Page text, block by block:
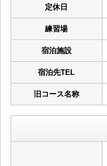
定休日
練習場
宿泊施設
宿泊先TEL
旧コース名称